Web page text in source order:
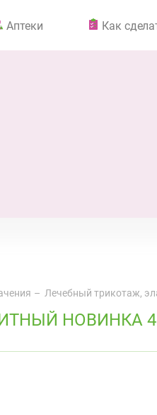
Аптеки Как
Лечебный трикотаж,
НОВИНКА 4